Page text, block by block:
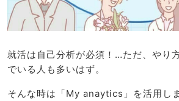
就活は自己分析が必須！…ただ、やり
でいる人も多いはず。
そんな時は「My anaytics」を活用し